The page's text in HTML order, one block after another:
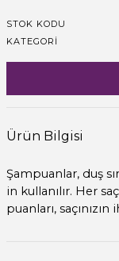
STOK KODU
KATEGORI
Ürün Bilgisi
Şampuanlar, duş
in kullanılır. Her
puanları,